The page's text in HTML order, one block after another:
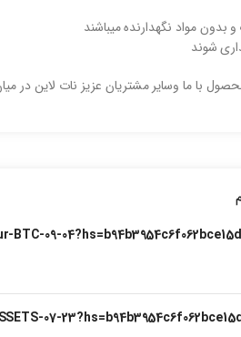
بدون مواد نگهدارنده میباشند
شوند
محصول با ما وسایر مشتریان عزیز نات لاین در